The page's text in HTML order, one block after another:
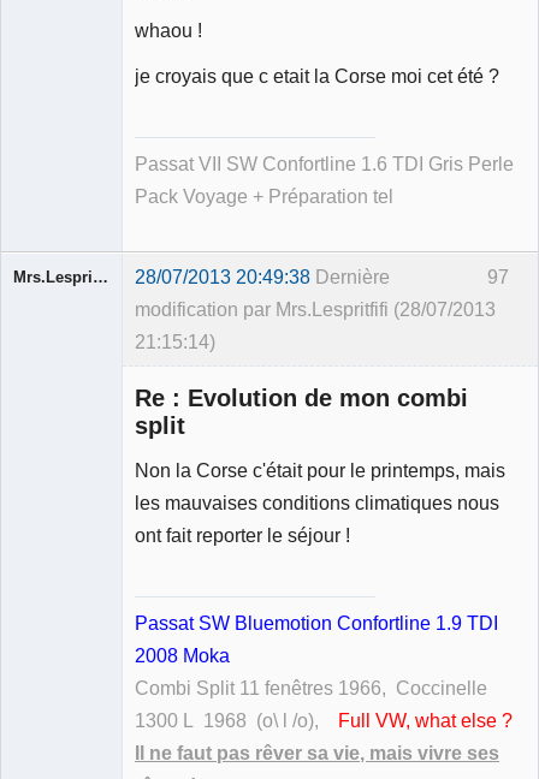
whaou !
je croyais que c etait la Corse moi cet été ?
Passat VII SW Confortline 1.6 TDI Gris Perle
Pack Voyage + Préparation tel
97
Mrs.Lespritfifi 28/07/2013 20:49:38 Dernière
modification par Mrs.Lespritfifi (28/07/2013
21:15:14)
Re : Evolution de mon combi
split
Non la Corse c'était pour le printemps, mais
les mauvaises conditions climatiques nous
ont fait reporter le séjour !
Passat SW Bluemotion Confortline 1.9 TDI
2008 Moka
Combi Split 11 fenêtres 1966, Coccinelle
1300 L 1968 (o\ l /o),
Full VW, what else ?
Il ne faut pas rêver sa vie, mais vivre ses